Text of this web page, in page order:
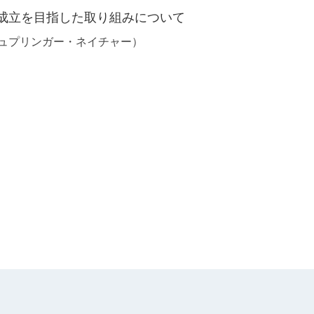
を目指した取り組みについて
リンガー・ネイチャー）